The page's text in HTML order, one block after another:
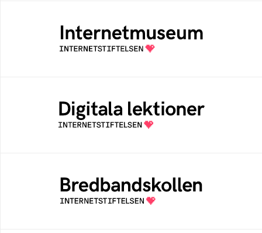
Ett digitalt museum som byggts, och kureras
av Internetstiftelsen
Öppen digital lärresurs med färdiga lektioner
för alla stadier i grundskolan
Bredbandskollen är ett oberoende
konsumentverktyg som drivs av
Internetstiftelsen